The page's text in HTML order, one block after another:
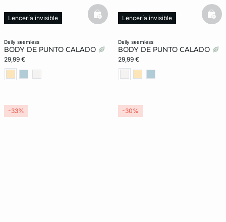
daily seamless
BODY DE PUNTO CALADO
29,99 €
Lencería invisible basketfull
daily seamless
BODY DE PUNTO CALADO
29,99 €
Lencería invisible
-33% -30%